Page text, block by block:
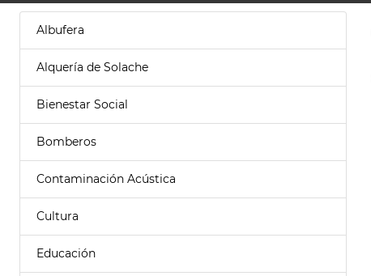
Albufera
Alquería de Solache
Bienestar Social
Bomberos
Contaminación Acústica
Cultura
Educación